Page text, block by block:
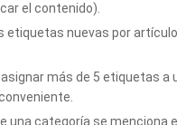
el contenido).
etiquetas nuevas por
más de 5 etiquetas a
una categoría se